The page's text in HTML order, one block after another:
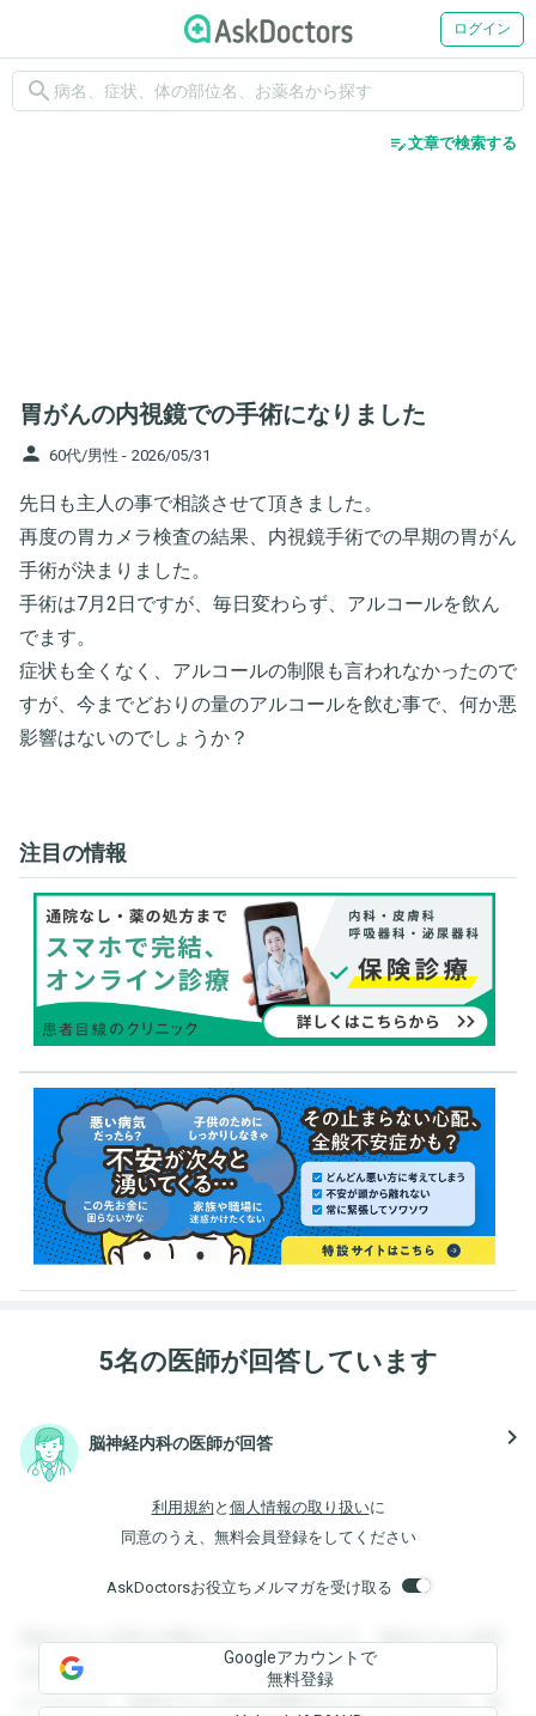
ログイン
search
edit_note文章で検索する
胃がんの内視鏡での手術になりました
person 60代/男性 - 2026/05/31
先日も主人の事で相談させて頂きました。
再度の胃カメラ検査の結果、内視鏡手術での早期の胃がん
手術が決まりました。
手術は7月2日ですが、毎日変わらず、アルコールを飲ん
でます。
症状も全くなく、アルコールの制限も言われなかったので
すが、今までどおりの量のアルコールを飲む事で、何か悪
影響はないのでしょうか？
注目の情報
5名の医師が回答しています
脳神経内科の医師が回答 navigate_next
利用規約 と 個人情報の取り扱いに
同意のうえ、無料会員登録をしてください
AskDoctorsお役立ちメルマガを受け取る
登録すると回答を閲覧することができます。登録すると回答
を閲覧することができます。登録すると回答を閲覧すること
ができます。登録すると回答を閲覧することができます。登
Googleアカウントで
無料登録